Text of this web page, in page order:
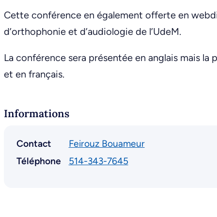
Cette conférence en également offerte en
d’orthophonie et d’audiologie de l’UdeM.
La conférence sera présentée en anglais mais
et en français.
Informations
Contact
Feirouz Bouameur
Téléphone
514-343-7645